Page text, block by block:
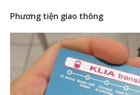
Phương tiện giao thông